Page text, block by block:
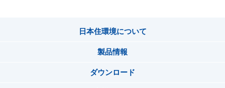
日本住環境について
製品情報
ダウンロード